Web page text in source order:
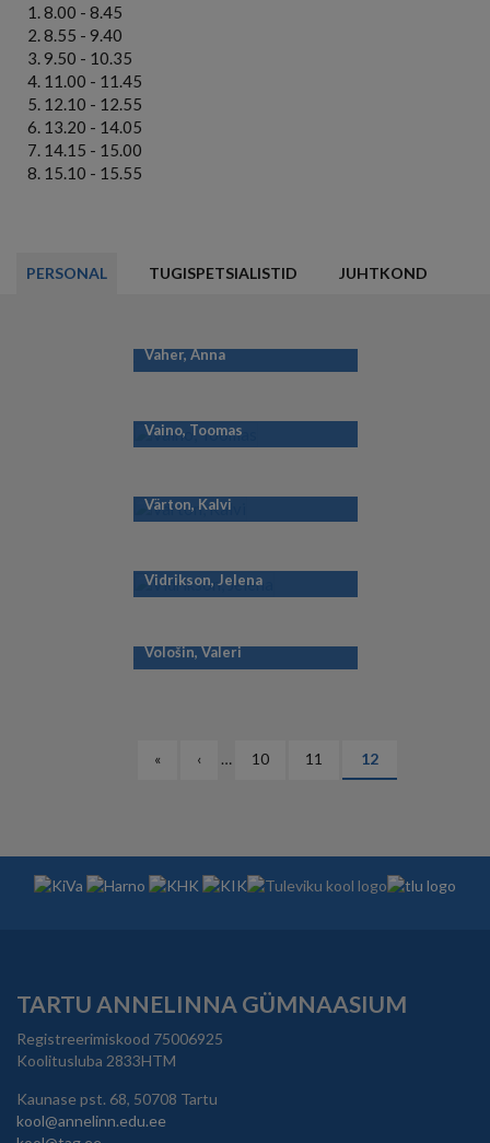
8.00 - 8.45
8.55 - 9.40
9.50 - 10.35
11.00 - 11.45
12.10 - 12.55
13.20 - 14.05
14.15 - 15.00
15.10 - 15.55
PERSONAL TUGISPETSIALISTID JUHTKOND
Vaher, Anna
Vaino, Toomas
Värton, Kalvi
Vidrikson, Jelena
Vološin, Valeri
Esimene
«
Eelmine
‹ … Lehekülg
10 Lehekülg
11
Eesolev
leht
12
TARTU ANNELINNA GÜMNAASIUM
Registreerimiskood 75006925
Koolitusluba 2833HTM
Kaunase pst. 68, 50708 Tartu
kool@annelinn.edu.ee